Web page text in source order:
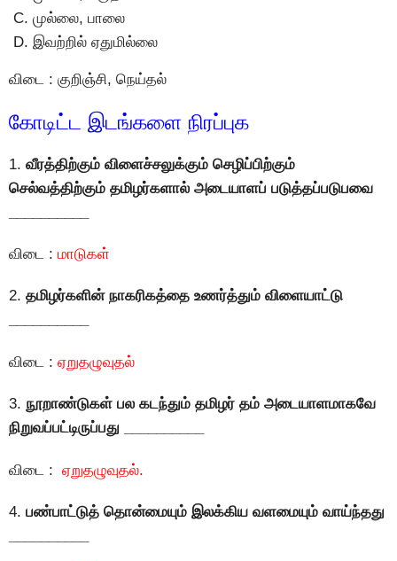
முல்லை, பாலை
இவற்றில் ஏதுமில்லை
விடை : குறிஞ்சி, நெய்தல்
கோடிட்ட இடங்களை நிரப்புக
1. வீரத்திற்கும் விளைச்சலுக்கும் செழிப்பிற்கும்
செல்வத்திற்கும் தமிழர்களால் அடையாளப் படுத்தப்படுபவை
விடை : மாடுகள்
2. தமிழர்களின் நாகரிகத்தை உணர்த்தும் விளையாட்டு
விடை : ஏறுதழுவுதல்
3. நூறாண்டுகள் பல கடந்தும் தமிழர் தம் அடையாளமாகவே
நிறுவப்பட்டிருப்பது __________
விடை : ஏறுதழுவுதல்.
4. பண்பாட்டுத் தொன்மையும் இலக்கிய வளமையும் வாய்ந்தது